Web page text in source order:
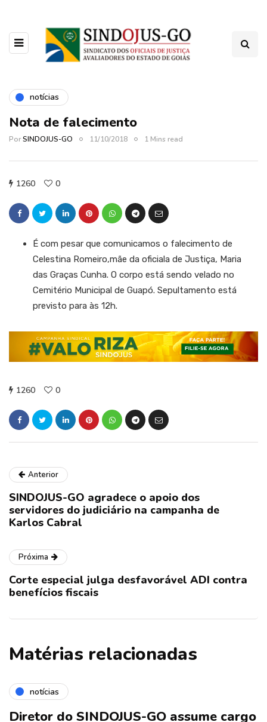
notícias
Nota de falecimento
PorSINDOJUS-GO 11/10/2018 1 Mins read
1260 0
É com pesar que comunicamos o falecimento de
Celestina Romeiro,mãe da oficiala de Justiça, Maria
das Graças Cunha. O corpo está sendo velado no
Cemitério Municipal de Guapó. Sepultamento está
previsto para às 12h.
1260 0
Anterior
SINDOJUS-GO agradece o apoio dos
servidores do judiciário na campanha de
Karlos Cabral
Próxima
Corte especial julga desfavorável ADI contra
benefícios fiscais
Matérias relacionadas
notícias
Diretor do SINDOJUS-GO assume cargo